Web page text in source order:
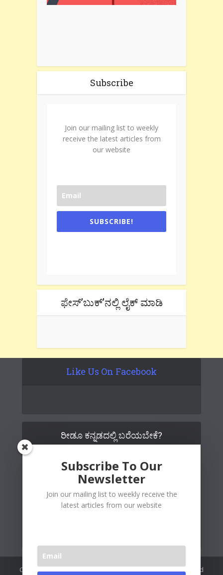
Subscribe
Join our mailing list to weekly
receive the latest articles from
our website
SUBSCRIBE!
ಫೇಸ್’ಬುಕ್’ನಲ್ಲಿ ಲೈಕ್ ಮಾಡಿ
Like Us On Facebook
ರೀಡೂ ಕನ್ನಡದಲ್ಲಿ ಬರೆಯಬೇಕೆ?
Copywrite© 2026 Readoo Media Private Limited. Created and
Subscribe To Our
Newsletter
Join our mailing list to weekly receive the
latest articles from our website